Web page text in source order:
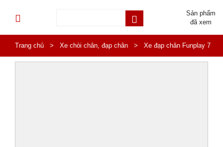
Sản phẩm
đã xem
Trang chủ > Xe chòi chân, đạp chân > Xe đạp chân Funplay 7